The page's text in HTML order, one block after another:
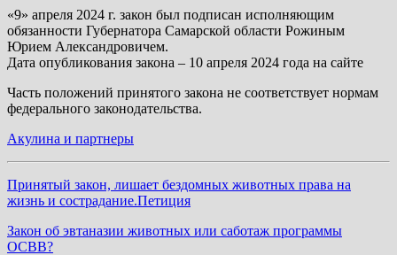
«9» апреля 2024 г. закон был подписан исполняющим
обязанности Губернатора Самарской области Рожиным
Юрием Александровичем.
Дата опубликования закона – 10 апреля 2024 года на сайте
Часть положений принятого закона не соответствует нормам
федерального законодательства.
Акулина и партнеры
Принятый закон, лишает бездомных животных права на
жизнь и сострадание.Петиция
Закон об эвтаназии животных или саботаж программы
ОСВВ?